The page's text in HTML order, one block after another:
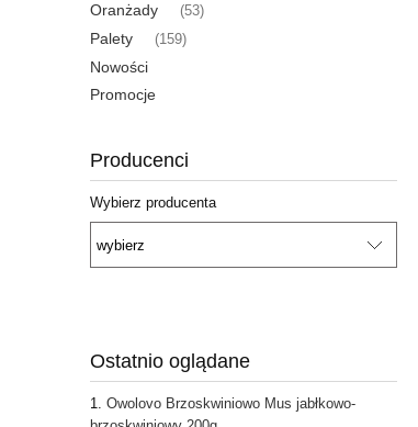
Oranżady (53)
Palety (159)
Nowości
Promocje
Producenci
Wybierz producenta
Ostatnio oglądane
Owolovo Brzoskwiniowo Mus jabłkowo-